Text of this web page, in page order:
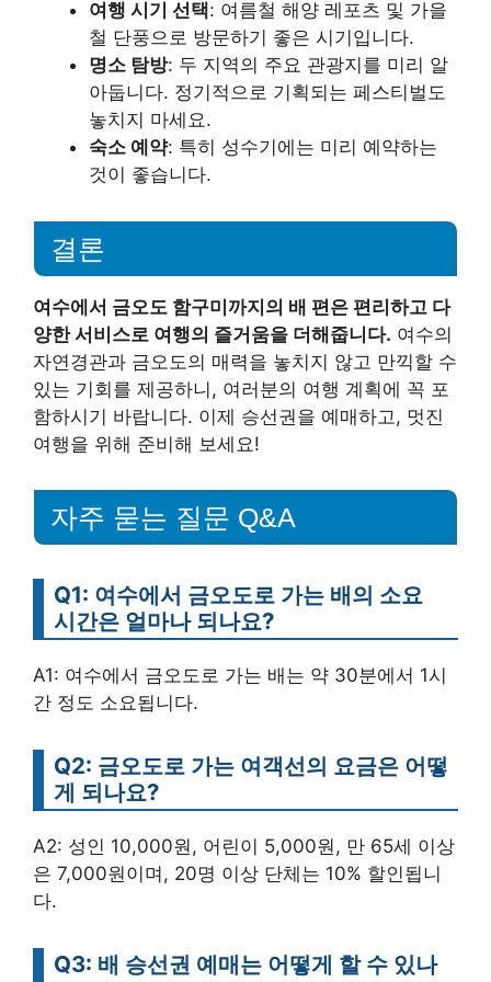
여행 시기 선택: 여름철 해양 레포츠 및 가을
철 단풍으로 방문하기 좋은 시기입니다.
명소 탐방: 두 지역의 주요 관광지를 미리 알
아둡니다. 정기적으로 기획되는 페스티벌도
놓치지 마세요.
숙소 예약: 특히 성수기에는 미리 예약하는
것이 좋습니다.
결론
여수에서 금오도 함구미까지의 배 편은 편리하고 다
양한 서비스로 여행의 즐거움을 더해줍니다. 여수의
자연경관과 금오도의 매력을 놓치지 않고 만끽할 수
있는 기회를 제공하니, 여러분의 여행 계획에 꼭 포
함하시기 바랍니다. 이제 승선권을 예매하고, 멋진
여행을 위해 준비해 보세요!
자주 묻는 질문 Q&A
Q1: 여수에서 금오도로 가는 배의 소요
시간은 얼마나 되나요?
A1: 여수에서 금오도로 가는 배는 약 30분에서 1시
간 정도 소요됩니다.
Q2: 금오도로 가는 여객선의 요금은 어떻
게 되나요?
A2: 성인 10,000원, 어린이 5,000원, 만 65세 이상
은 7,000원이며, 20명 이상 단체는 10% 할인됩니
다.
Q3: 배 승선권 예매는 어떻게 할 수 있나